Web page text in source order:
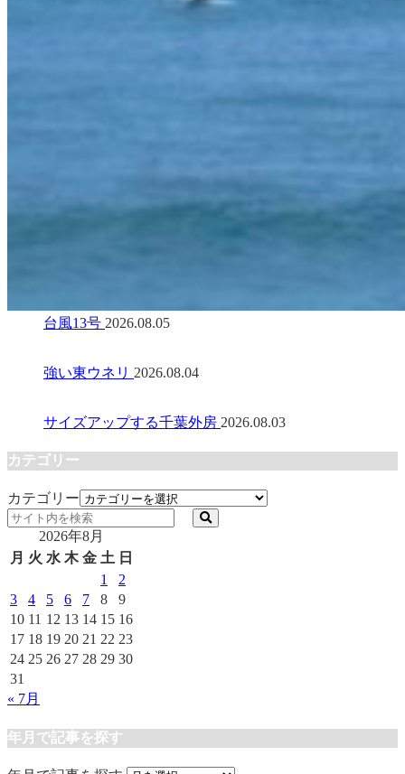
台風13号 2026.08.05
強い東ウネリ 2026.08.04
サイズアップする千葉外房 2026.08.03
カテゴリー
カテゴリー
2026年8月
月 火 水 木 金 土 日
1
2
3
4 5 6 7 8
9
10 11 12 13 14 15 16
17 18 19 20 21 22 23
24 25 26 27 28 29 30
31
« 7月
年月で記事を探す